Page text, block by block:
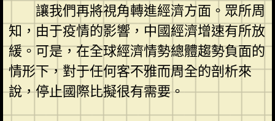
讓我們再將視角轉進經濟方面。眾所周
知，由于疫情的影響，中國經濟增速有所放
緩。可是，在全球經濟情勢總體趨勢負面的
情形下，對于任何客不雅而周全的剖析來
說，停止國際比擬很有需要。